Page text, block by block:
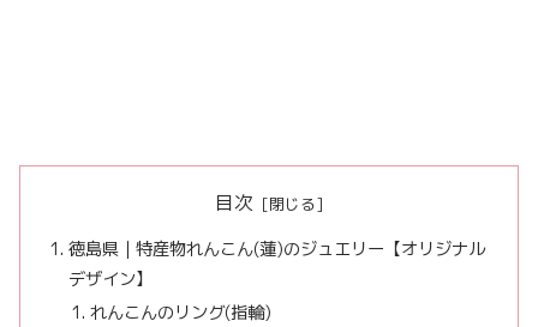
目次
徳島県｜特産物れんこん(蓮)のジュエリー【オリジナル
デザイン】
れんこんのリング(指輪)